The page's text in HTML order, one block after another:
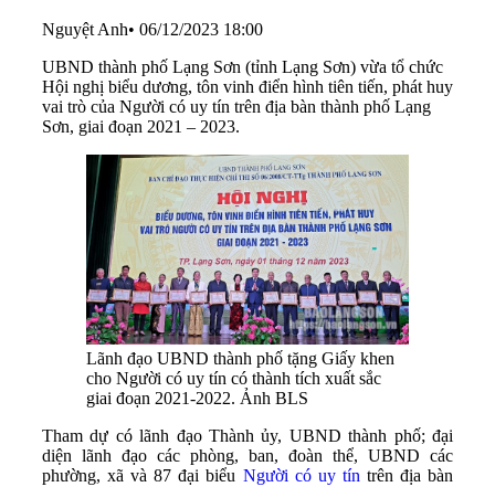
Nguyệt Anh• 06/12/2023 18:00
UBND thành phố Lạng Sơn (tỉnh Lạng Sơn) vừa tổ chức
Hội nghị biểu dương, tôn vinh điển hình tiên tiến, phát huy
vai trò của Người có uy tín trên địa bàn thành phố Lạng
Sơn, giai đoạn 2021 – 2023.
Lãnh đạo UBND thành phố tặng Giấy khen
cho Người có uy tín có thành tích xuất sắc
giai đoạn 2021-2022. Ảnh BLS
Tham dự có lãnh đạo Thành ủy, UBND thành phố; đại
diện lãnh đạo các phòng, ban, đoàn thể, UBND các
phường, xã và 87 đại biểu Người có uy tín trên địa bàn